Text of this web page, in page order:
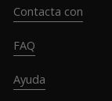
Contacta con
FAQ
Ayuda